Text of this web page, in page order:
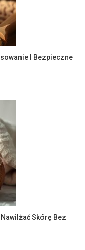
I Bezpieczne
Skórę Bez